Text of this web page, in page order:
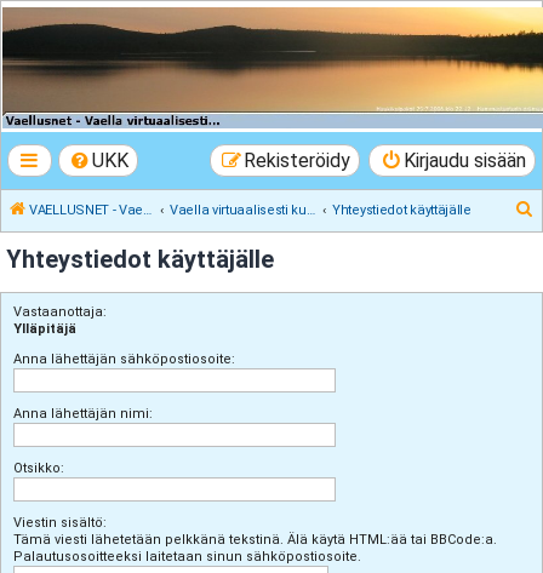
VAELLUSNET -
Vaellusturinat II
UKK Kirjaudu sisään
Rekisteröidy
VAELLUSNET - Vaellusturinat II Vaella virtuaalisesti kunnes pääset oikeasti Yhteystiedot käyttäjälle
i
Yhteystiedot käyttäjälle
Vastaanottaja:
Ylläpitäjä
Anna lähettäjän sähköpostiosoite:
Anna lähettäjän nimi:
Otsikko:
Viestin sisältö:
Tämä viesti lähetetään pelkkänä tekstinä. Älä käytä HTML:ää tai BBCode:a.
Palautusosoitteeksi laitetaan sinun sähköpostiosoite.